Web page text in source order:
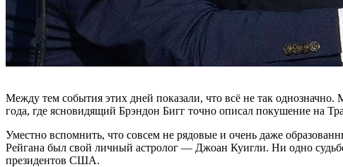
Между тем события этих дней показали, что всё не так
года, где ясновидящий Брэндон Бигг точно описал покушение на
Уместно вспомнить, что совсем не рядовые и очень даже
Рейгана был свой личный астролог — Джоан Куигли. Ни одно
президентов США.